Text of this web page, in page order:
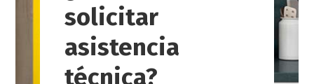
solicitar
asistencia
técnica?